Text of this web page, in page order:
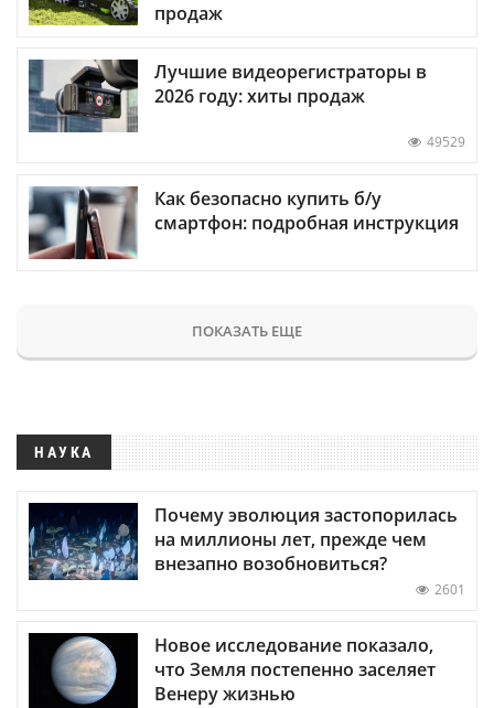
продаж
Лучшие видеорегистраторы в
2026 году: хиты продаж
49529
Как безопасно купить б/у
смартфон: подробная инструкция
ПОКАЗАТЬ ЕЩЕ
НАУКА
Почему эволюция застопорилась
на миллионы лет, прежде чем
внезапно возобновиться?
2601
Новое исследование показало,
что Земля постепенно заселяет
Венеру жизнью